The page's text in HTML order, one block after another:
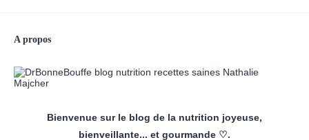
A propos
Bienvenue sur le blog de la nutrition joyeuse,
bienveillante... et gourmande ♡.